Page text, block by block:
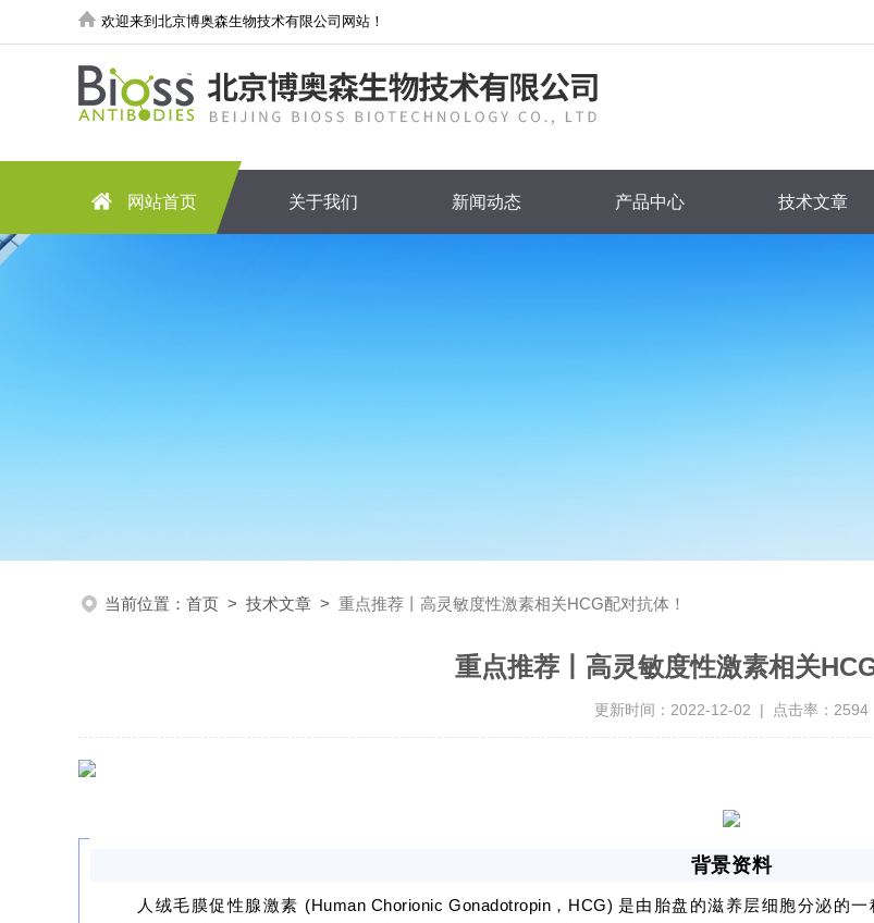
欢迎来到北京博奥森生物技术有限公司网站！
网站首页 关于我们 新闻动态 产品中心 技术文章
当前位置： 首页 > 技术文章 > 重点推荐丨高灵敏度性激素相关HCG配对抗体！
重点推荐丨高灵敏度性激素相关
更新时间：2022-12-02 | 点击率：2594
背景资料
人绒毛膜促性腺激素 (Human Chorionic Gonadotropin， HCG) 是由胎盘的滋养层细胞分泌的一